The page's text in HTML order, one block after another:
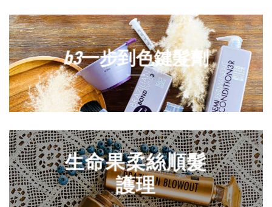
b3一步到色鍵髮劑
生命果柔絲順髮
護理